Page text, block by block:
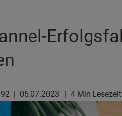
| 05.07.2023 | 4 Min Lesezeit